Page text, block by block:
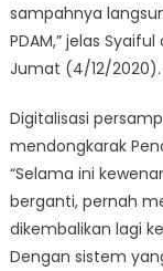
sampahnya
PDAM,” jelas
Jumat (4/12/2020).
Digitalisasi
mendongkarak
“Selama ini
berganti, pernah
dikembalikan lagi
Dengan sistem